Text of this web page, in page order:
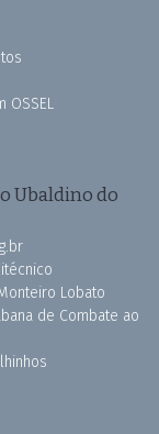
OSSEL
Ubaldino do
Lobato
de Combate ao